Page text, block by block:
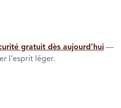
gratuit dès aujourd’hui —
l’esprit léger.